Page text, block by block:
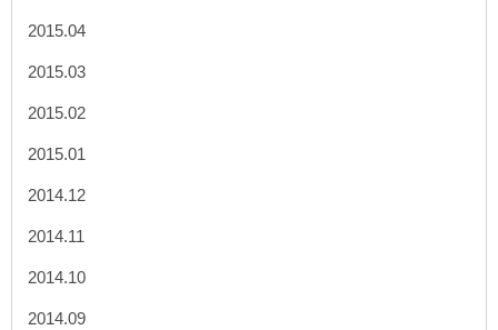
2015.04
2015.03
2015.02
2015.01
2014.12
2014.11
2014.10
2014.09